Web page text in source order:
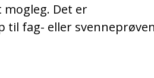
Det er
fag- eller